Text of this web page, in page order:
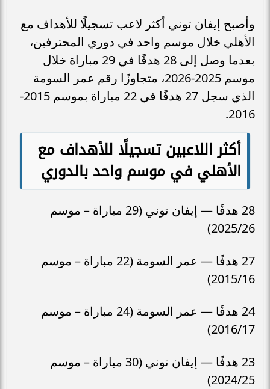
وأصبح إيفان توني أكثر لاعب تسجيلًا للأهداف مع
الأهلي خلال موسم واحد في دوري المحترفين،
بعدما وصل إلى 28 هدفًا في 29 مباراة خلال
موسم 2025-2026، متجاوزًا رقم عمر السومة
الذي سجل 27 هدفًا في 22 مباراة بموسم 2015-
2016.
أكثر اللاعبين تسجيلًا للأهداف مع
الأهلي في موسم واحد بالدوري
28 هدفًا — إيفان توني (29 مباراة – موسم
2025/26)
27 هدفًا — عمر السومة (22 مباراة – موسم
2015/16)
24 هدفًا — عمر السومة (24 مباراة – موسم
2016/17)
23 هدفًا — إيفان توني (30 مباراة – موسم
2024/25)